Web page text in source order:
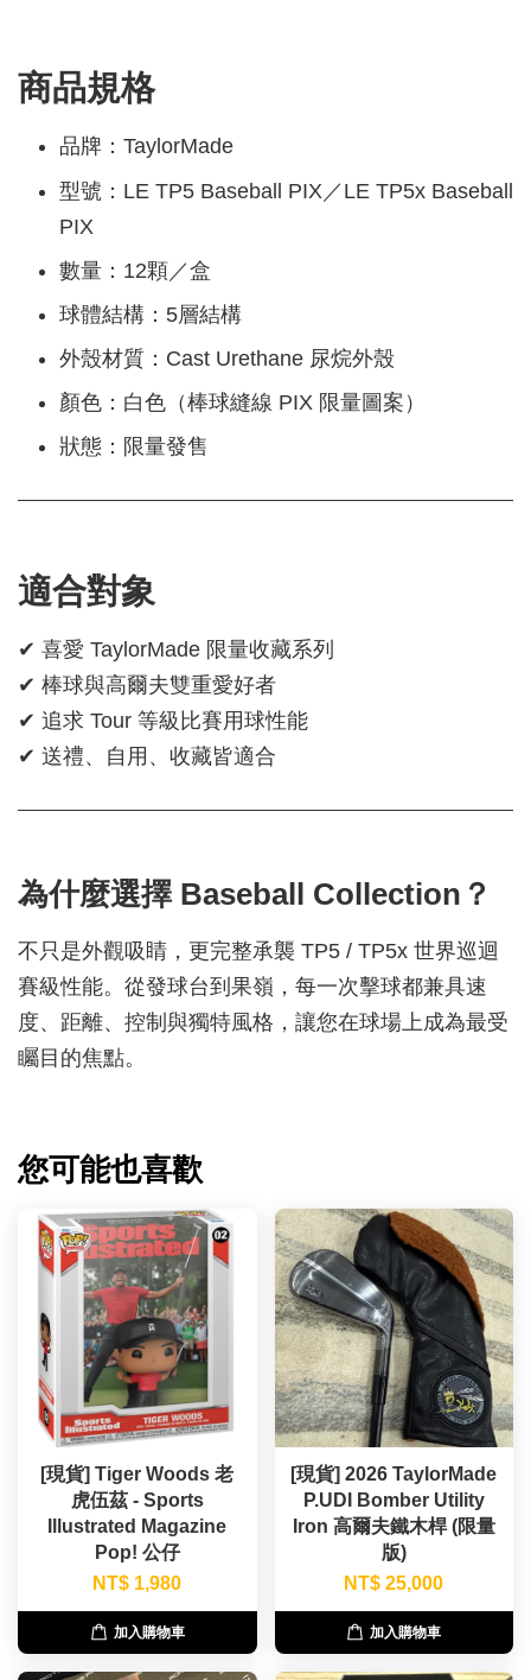
商品規格
品牌：TaylorMade
型號：LE TP5 Baseball PIX／LE TP5x Baseball
PIX
數量：12顆／盒
球體結構：5層結構
外殼材質：Cast Urethane 尿烷外殼
顏色：白色（棒球縫線 PIX 限量圖案）
狀態：限量發售
適合對象
✔ 喜愛 TaylorMade 限量收藏系列
✔ 棒球與高爾夫雙重愛好者
✔ 追求 Tour 等級比賽用球性能
✔ 送禮、自用、收藏皆適合
為什麼選擇 Baseball Collection？
不只是外觀吸睛，更完整承襲 TP5 / TP5x 世界巡迴
賽級性能。從發球台到果嶺，每一次擊球都兼具速
度、距離、控制與獨特風格，讓您在球場上成為最受
矚目的焦點。
您可能也喜歡
[現貨] Tiger Woods 老
虎伍茲 - Sports
Illustrated Magazine
Pop! 公仔
NT$ 1,980
加入購物車
[現貨] 2026 TaylorMade
P.UDI Bomber Utility
Iron 高爾夫鐵木桿 (限量
版)
NT$ 25,000
加入購物車